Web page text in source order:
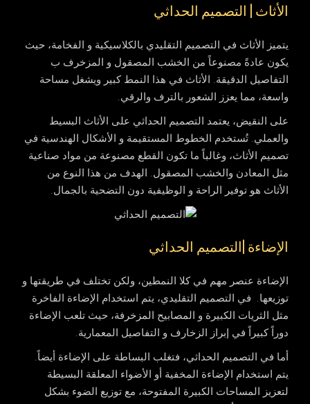
الأثاث | التصميم الحداثي
يتميز الأثاث في التصميم التقليدي بالكلاسيكية و الفخامة، حيث
يكون عادةً مصنوعاً من الخشب المصقول و المزخرف ب
التفاصيل الدقيقة. الأثاث في هذا النمط كبير ويشغل مساحة
واسعة، مما يعزز الشعور بالترف والرقي.
على النقيض، يعتمد التصميم الحداثي على الأثاث البسيط
والعملي. تُستخدم الخطوط المستقيمة و الأشكال الهندسية في
تصميم الأثاث، وغالباً ما تكون القطع مصنوعة من مواد صناعية
مثل المعادن والخشب المصقول. الهدف من هذا النوع من
الأثاث هو توفير الراحة و الوظيفية دون التضحية بالجمال.
الإضاءة |التصميم الحداثي
الإضاءة عنصر مهم في كلا النمطين، ولكن تختلف في طريقتها و
توزيعها. في التصميم التقليدي، يتم استخدام الإضاءة الفاخرة
مثل الثريات الكبيرة و المصابيح المزخرفة، حيث تلعب الإضاءة
دوراً كبيراً في إبراز الزخارف و التفاصيل المعمارية.
أما في التصميم الحداثي، فتغلب البساطة على الإضاءة أيضاً.
يتم استخدام الإضاءة المخفية أو الأضواء المعلقة البسيطة
لتعزيز المساحات الكبيرة المفتوحة، مع توزيع الضوء بشكل